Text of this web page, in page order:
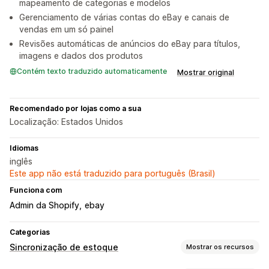
mapeamento de categorias e modelos
Gerenciamento de várias contas do eBay e canais de
vendas em um só painel
Revisões automáticas de anúncios do eBay para títulos,
imagens e dados dos produtos
Contém texto traduzido automaticamente Mostrar original
Recomendado por lojas como a sua
Localização: Estados Unidos
Idiomas
inglês
Este app não está traduzido para português (Brasil)
Funciona com
Admin da Shopify ebay
Categorias
Sincronização de estoque Mostrar os recursos